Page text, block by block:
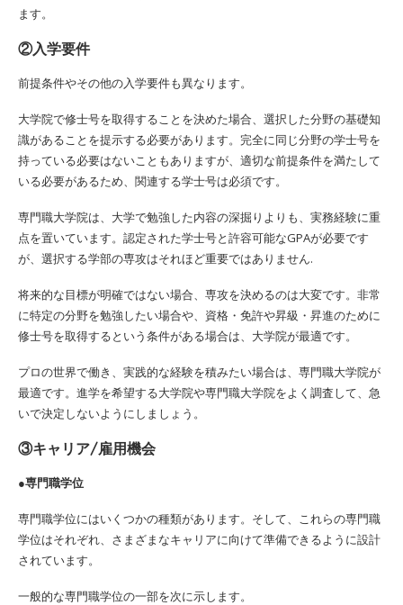
ます。
②入学要件
前提条件やその他の入学要件も異なります。
大学院で修士号を取得することを決めた場合、選択した分野の基礎知
識があることを提示する必要があります。完全に同じ分野の学士号を
持っている必要はないこともありますが、適切な前提条件を満たして
いる必要があるため、関連する学士号は必須です。
専門職大学院は、大学で勉強した内容の深掘りよりも、実務経験に重
点を置いています。認定された学士号と許容可能なGPAが必要です
が、選択する学部の専攻はそれほど重要ではありません.
将来的な目標が明確ではない場合、専攻を決めるのは大変です。非常
に特定の分野を勉強したい場合や、資格・免許や昇級・昇進のために
修士号を取得するという条件がある場合は、大学院が最適です。
プロの世界で働き、実践的な経験を積みたい場合は、専門職大学院が
最適です。進学を希望する大学院や専門職大学院をよく調査して、急
いで決定しないようにしましょう。
③キャリア/雇用機会
●専門職学位
専門職学位にはいくつかの種類があります。そして、これらの専門職
学位はそれぞれ、さまざまなキャリアに向けて準備できるように設計
されています。
一般的な専門職学位の一部を次に示します。